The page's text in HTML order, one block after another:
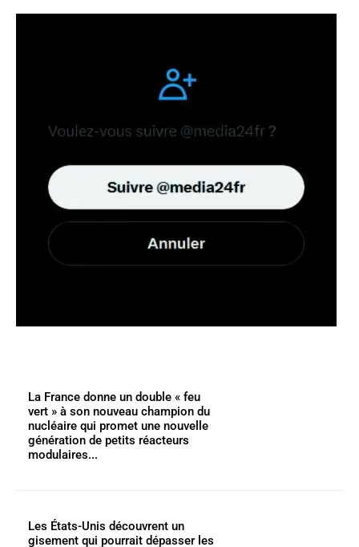
La France donne un double « feu
vert » à son nouveau champion du
nucléaire qui promet une nouvelle
génération de petits réacteurs
modulaires...
Les États-Unis découvrent un
gisement qui pourrait dépasser les